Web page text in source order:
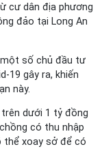
cư dân địa phương
đảo tại Long An
số chủ đầu tư
19 gây ra, khiến
này.
dưới 1 tỷ đồng
có thu nhập
thể xoay sở để có